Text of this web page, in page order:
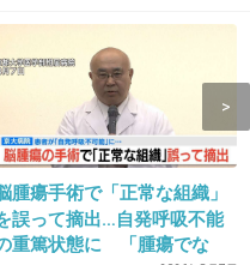
われてたけど
り！
しょ
腫瘍手術で「正常な組織」
誤って摘出…自発呼吸不能
重篤状態に 「腫瘍でな